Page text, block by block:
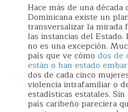
Hace más de una década
Dominicana existe un
transversalizar la mirada
las instancias del Estado.
no es una excepción.
país que ve cómo dos de
están o han estado
dos de cada cinco
violencia intrafamiliar o
estadísticas estatales.
país caribeño pareciera